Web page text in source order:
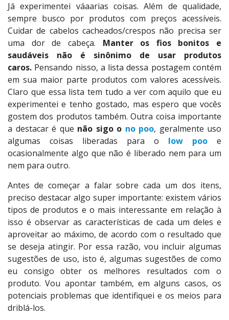
Já experimentei váaarias coisas. Além de qualidade,
sempre busco por produtos com preços acessíveis.
Cuidar de cabelos cacheados/crespos não precisa ser
uma dor de cabeça. Manter os fios bonitos e
saudáveis não é sinônimo de usar produtos
caros. Pensando nisso, a lista dessa postagem contém
em sua maior parte produtos com valores acessíveis.
Claro que essa lista tem tudo a ver com aquilo que eu
experimentei e tenho gostado, mas espero que vocês
gostem dos produtos também. Outra coisa importante
a destacar é que não sigo o no poo, geralmente uso
algumas coisas liberadas para o
low poo e
ocasionalmente algo que não é liberado nem para um
nem para outro.
Antes de começar a falar sobre cada um dos itens,
preciso destacar algo super importante: existem vários
tipos de produtos e o mais interessante em relação à
isso é observar as características de cada um deles e
aproveitar ao máximo, de acordo com o resultado que
se deseja atingir. Por essa razão, vou incluir algumas
sugestões de uso, isto é, algumas sugestões de como
eu consigo obter os melhores resultados com o
produto. Vou apontar também, em alguns casos, os
potenciais problemas que identifiquei e os meios para
driblá-los.